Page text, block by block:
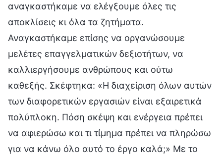
αναγκαστήκαμε να ελέγξουμε όλες τις
αποκλίσεις κι όλα τα ζητήματα.
Αναγκαστήκαμε επίσης να οργανώσουμε
μελέτες επαγγελματικών δεξιοτήτων, να
καλλιεργήσουμε ανθρώπους και ούτω
καθεξής. Σκέφτηκα: «Η διαχείριση όλων αυτών
των διαφορετικών εργασιών είναι εξαιρετικά
πολύπλοκη. Πόση σκέψη και ενέργεια πρέπει
να αφιερώσω και τι τίμημα πρέπει να πληρώσω
για να κάνω όλο αυτό το έργο καλά;» Με το